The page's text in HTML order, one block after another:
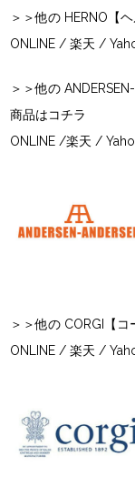
＞＞他の HERNO【
ONLINE /楽天 /
＞＞他の
商品はコチラ
ONLINE /楽天 /
＞＞他の CORGI【
ONLINE /楽天 /